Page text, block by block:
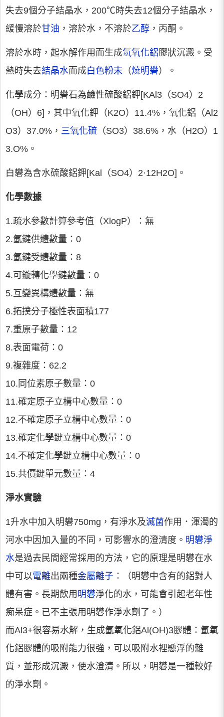
失去9個分子結晶水，200℃時失去12個分子結晶水，
緩慢溶於甘油 ，溶於水，不溶於乙醇 ，丙酮。
溶於水時，起水解作用而生成氫氧化鋁膠狀沉澱。受
熱時失去結晶水而成白色粉末 （燒明礬）。
化學成分：明礬石為鹼性硫酸鋁鉀[KAl3（SO4）2
（OH）6]，其中氧化鉀（K2O）11.4%，氧化鋁（Al2
O3）37.0%， 三氧化硫 （SO3）38.6%，水（H2O）1
3.O%。
白礬為含水硫酸鋁鉀[Kal（SO4）2·12H2O]。
化學數據
1.疏水參數計算參考值（XlogP）：無
2.氫鍵供體數量：0
3.氫鍵受體數量：8
4.可鏇轉化學鍵數量：0
5.互變異構體數量：無
6.拓撲分子極性表面積177
7.重原子數量：12
8.表面電荷：0
9.複雜度：62.2
10.同位素原子數量：0
11.確定原子立構中心數量：0
12.不確定原子立構中心數量：0
13.確定化學鍵立構中心數量：0
14.不確定化學鍵立構中心數量：0
15.共價鍵單元數量：4
淨水實驗
1升水中加入明礬750mg，有淨水及滅菌作用．渾濁的
河水中因加入量的不同，可影響水的澄清度。 明礬淨
水是過去民間經常採用的方法，它的原理是明礬在水
中可以電離出兩種金屬離子 ：（明礬中含有的鋁對人
體有害。長期飲用 明礬淨化的水，可能會引起老年性
痴呆症。已不主張用明礬作淨水劑了。）
而Al3+很容易水解，生成氫氧化鋁Al(OH)3膠體：氫氧
化鋁膠體的吸附能力很強，可以吸附水裡懸浮的雜
質，並形成沉澱，使水澄清。所以，明礬是一種較好
的淨水劑。